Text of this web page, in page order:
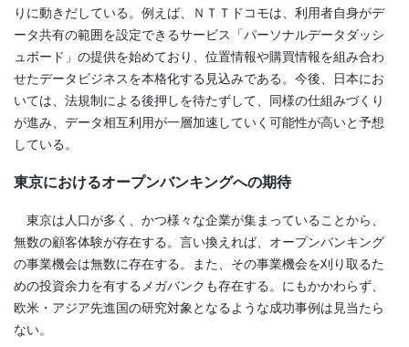
りに動きだしている。例えば、ＮＴＴドコモは、利用者自身がデ
ータ共有の範囲を設定できるサービス「パーソナルデータダッシ
ュボード」の提供を始めており、位置情報や購買情報を組み合わ
せたデータビジネスを本格化する見込みである。今後、日本にお
いては、法規制による後押しを待たずして、同様の仕組みづくり
が進み、データ相互利用が一層加速していく可能性が高いと予想
している。
東京におけるオープンバンキングへの期待
東京は人口が多く、かつ様々な企業が集まっていることから、
無数の顧客体験が存在する。言い換えれば、オープンバンキング
の事業機会は無数に存在する。また、その事業機会を刈り取るた
めの投資余力を有するメガバンクも存在する。にもかかわらず、
欧米・アジア先進国の研究対象となるような成功事例は見当たら
ない。